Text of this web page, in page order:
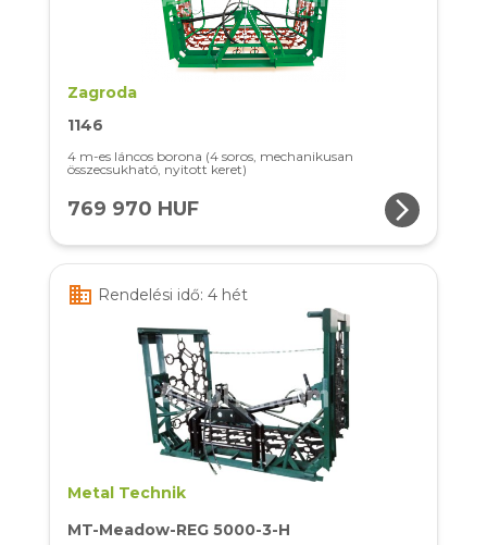
Zagroda
1146
4 m-es láncos borona (4 soros, mechanikusan
összecsukható, nyitott keret)
769 970 HUF arrow_forward_ios
business Rendelési idő: 4 hét
Metal Technik
MT-Meadow-REG 5000-3-H